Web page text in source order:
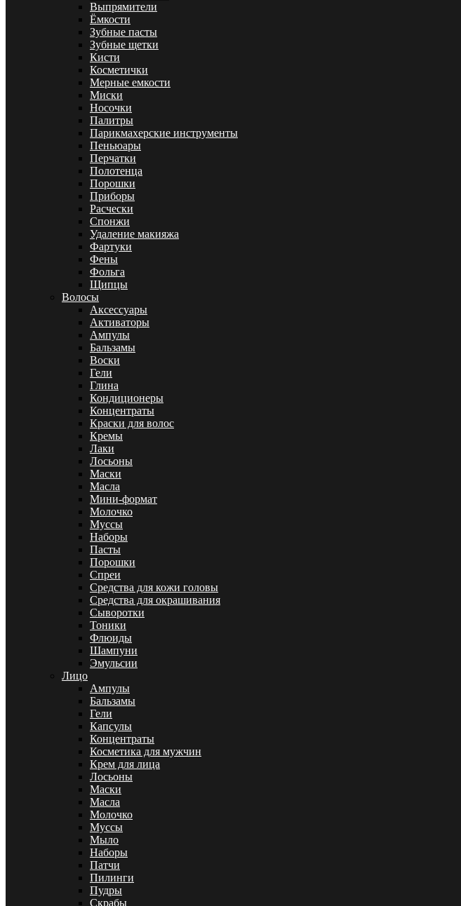
Выпрямители
Ёмкости
Зубные пасты
Зубные щетки
Кисти
Косметички
Мерные емкости
Миски
Носочки
Палитры
Парикмахерские инструменты
Пеньюары
Перчатки
Полотенца
Порошки
Приборы
Расчески
Спонжи
Удаление макияжа
Фартуки
Фены
Фольга
Щипцы
Волосы
Аксессуары
Активаторы
Ампулы
Бальзамы
Воски
Гели
Глина
Кондиционеры
Концентраты
Краски для волос
Кремы
Лаки
Лосьоны
Маски
Масла
Мини-формат
Молочко
Муссы
Наборы
Пасты
Порошки
Спреи
Средства для кожи головы
Средства для окрашивания
Сыворотки
Тоники
Флюиды
Шампуни
Эмульсии
Лицо
Ампулы
Бальзамы
Гели
Капсулы
Концентраты
Косметика для мужчин
Крем для лица
Лосьоны
Маски
Масла
Молочко
Муссы
Мыло
Наборы
Патчи
Пилинги
Пудры
Скрабы